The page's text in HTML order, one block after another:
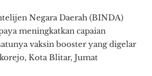
Negara Daerah (BINDA)
meningkatkan capaian
vaksin booster yang digelar
Kota Blitar, Jumat